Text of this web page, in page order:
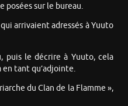
posées sur le bureau.
arrivaient adressés à Yuuto
puis le décrire à Yuuto, cela
tant qu’adjointe.
du Clan de la Flamme »,